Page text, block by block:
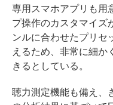
専用スマホアプリも用
プ操作のカスタマイズ
ンルに合わせたプリセ
えるため、非常に細か
きるとしている。
聴力測定機能も備え、